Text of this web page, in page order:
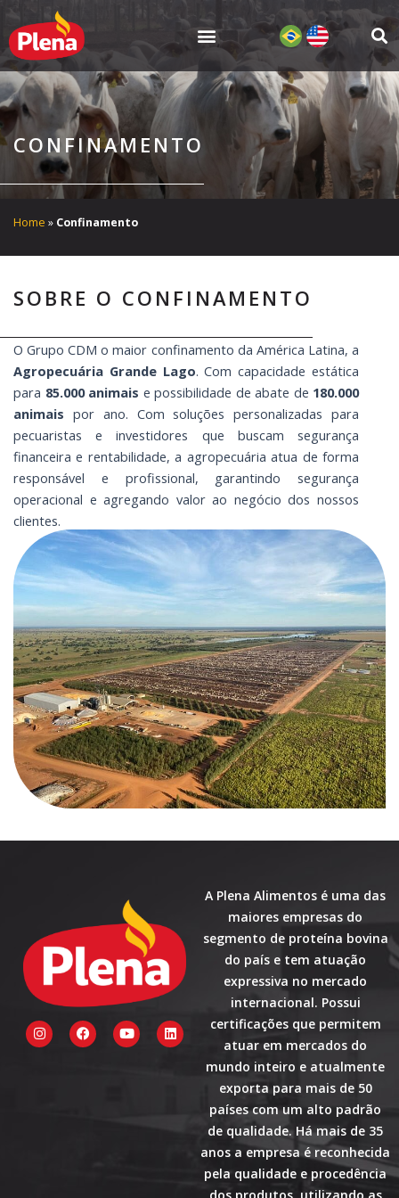
para
o
conteúdo
CONFINAMENTO
Home » Confinamento
SOBRE O CONFINAMENTO
O Grupo CDM o maior confinamento da América Latina, a
Agropecuária Grande Lago. Com capacidade estática
para 85.000 animais e possibilidade de abate de 180.000
animais por ano. Com soluções personalizadas para
pecuaristas e investidores que buscam segurança
financeira e rentabilidade, a agropecuária atua de forma
responsável e profissional, garantindo segurança
operacional e agregando valor ao negócio dos nossos
clientes.
I
n
s
F
a
c
Y
o
u
L
i
n
A Plena Alimentos é uma das
maiores empresas do
segmento de proteína bovina
do país e tem atuação
expressiva no mercado
internacional. Possui
certificações que permitem
atuar em mercados do
mundo inteiro e atualmente
exporta para mais de 50
países com um alto padrão
de qualidade. Há mais de 35
anos a empresa é reconhecida
pela qualidade e procedência
dos produtos, utilizando as